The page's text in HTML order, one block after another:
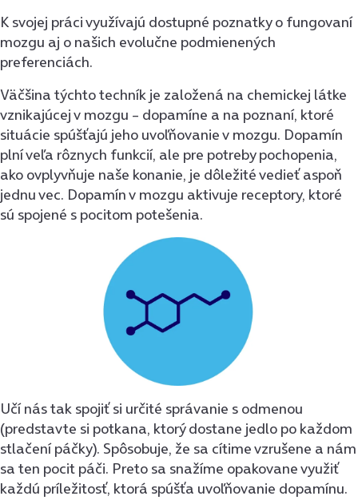
K svojej práci využívajú dostupné poznatky o fungovaní
mozgu aj o našich evolučne podmienených
preferenciách.
Väčšina týchto techník je založená na chemickej látke
vznikajúcej v mozgu – dopamíne a na poznaní, ktoré
situácie spúšťajú jeho uvoľňovanie v mozgu. Dopamín
plní veľa rôznych funkcií, ale pre potreby pochopenia,
ako ovplyvňuje naše konanie, je dôležité vedieť aspoň
jednu vec. Dopamín v mozgu aktivuje receptory, ktoré
sú spojené s pocitom potešenia.
Učí nás tak spojiť si určité správanie s odmenou
(predstavte si potkana, ktorý dostane jedlo po každom
stlačení páčky). Spôsobuje, že sa cítime vzrušene a nám
sa ten pocit páči. Preto sa snažíme opakovane využiť
každú príležitosť, ktorá spúšťa uvoľňovanie dopamínu.